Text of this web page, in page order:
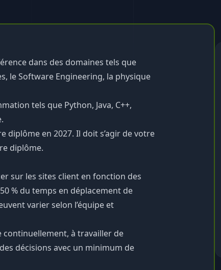
dans des domaines tels que
le Software Engineering, la physique
tels que Python, Java, C++,
diplôme en 2027. Il doit s’agir de votre
diplôme.
sur les sites client en fonction des
% du temps en déplacement de
varier selon l’équipe et
à travailler de
décisions avec un minimum de